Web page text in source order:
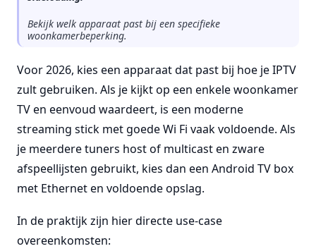
Bekijk welk apparaat past bij een specifieke
woonkamerbeperking.
Voor 2026, kies een apparaat dat past bij hoe je IPTV
zult gebruiken. Als je kijkt op een enkele woonkamer
TV en eenvoud waardeert, is een moderne
streaming stick met goede Wi Fi vaak voldoende. Als
je meerdere tuners host of multicast en zware
afspeellijsten gebruikt, kies dan een Android TV box
met Ethernet en voldoende opslag.
In de praktijk zijn hier directe use-case
overeenkomsten: